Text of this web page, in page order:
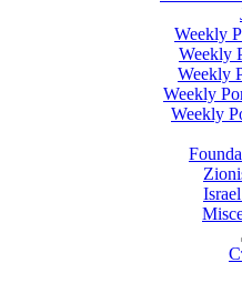
Weekly
Weekly
Weekly
Weekly
Weekly